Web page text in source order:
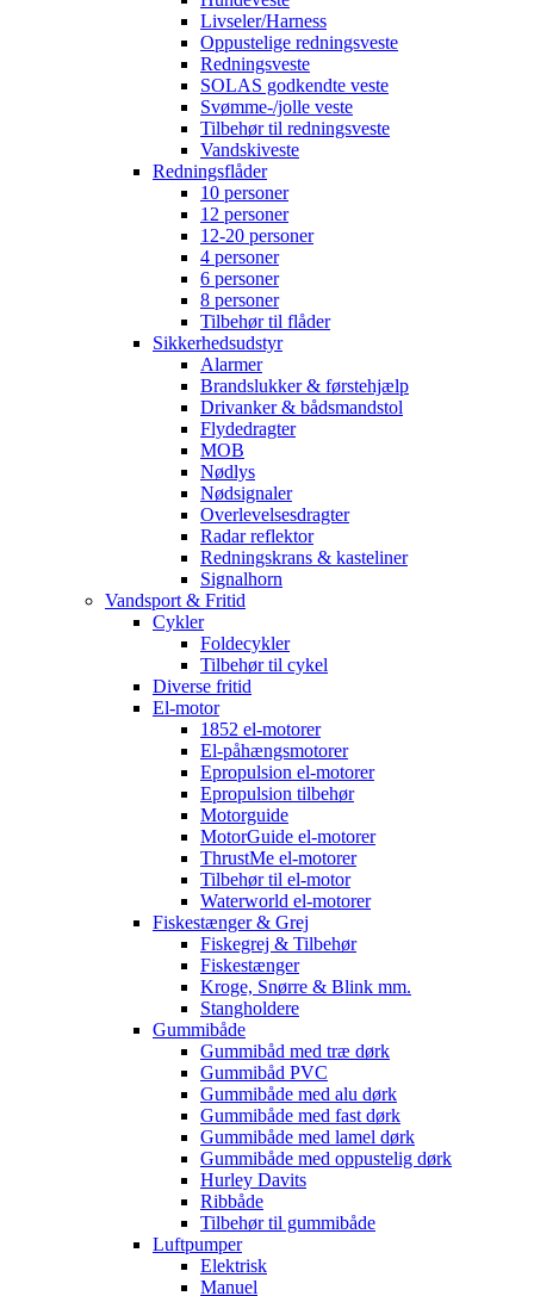
Livseler/Harness
Oppustelige redningsveste
Redningsveste
SOLAS godkendte veste
Svømme-/jolle veste
Tilbehør til redningsveste
Vandskiveste
Redningsflåder
10 personer
12 personer
12-20 personer
4 personer
6 personer
8 personer
Tilbehør til flåder
Sikkerhedsudstyr
Alarmer
Brandslukker & førstehjælp
Drivanker & bådsmandstol
Flydedragter
MOB
Nødlys
Nødsignaler
Overlevelsesdragter
Radar reflektor
Redningskrans & kasteliner
Signalhorn
Vandsport & Fritid
Cykler
Foldecykler
Tilbehør til cykel
Diverse fritid
El-motor
1852 el-motorer
El-påhængsmotorer
Epropulsion el-motorer
Epropulsion tilbehør
Motorguide
MotorGuide el-motorer
ThrustMe el-motorer
Tilbehør til el-motor
Waterworld el-motorer
Fiskestænger & Grej
Fiskegrej & Tilbehør
Fiskestænger
Kroge, Snørre & Blink mm.
Stangholdere
Gummibåde
Gummibåd med træ dørk
Gummibåd PVC
Gummibåde med alu dørk
Gummibåde med fast dørk
Gummibåde med lamel dørk
Gummibåde med oppustelig dørk
Hurley Davits
Ribbåde
Tilbehør til gummibåde
Luftpumper
Elektrisk
Manuel